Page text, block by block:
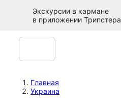
Экскурсии в кармане
в приложении Трипстера
Главная
Украина